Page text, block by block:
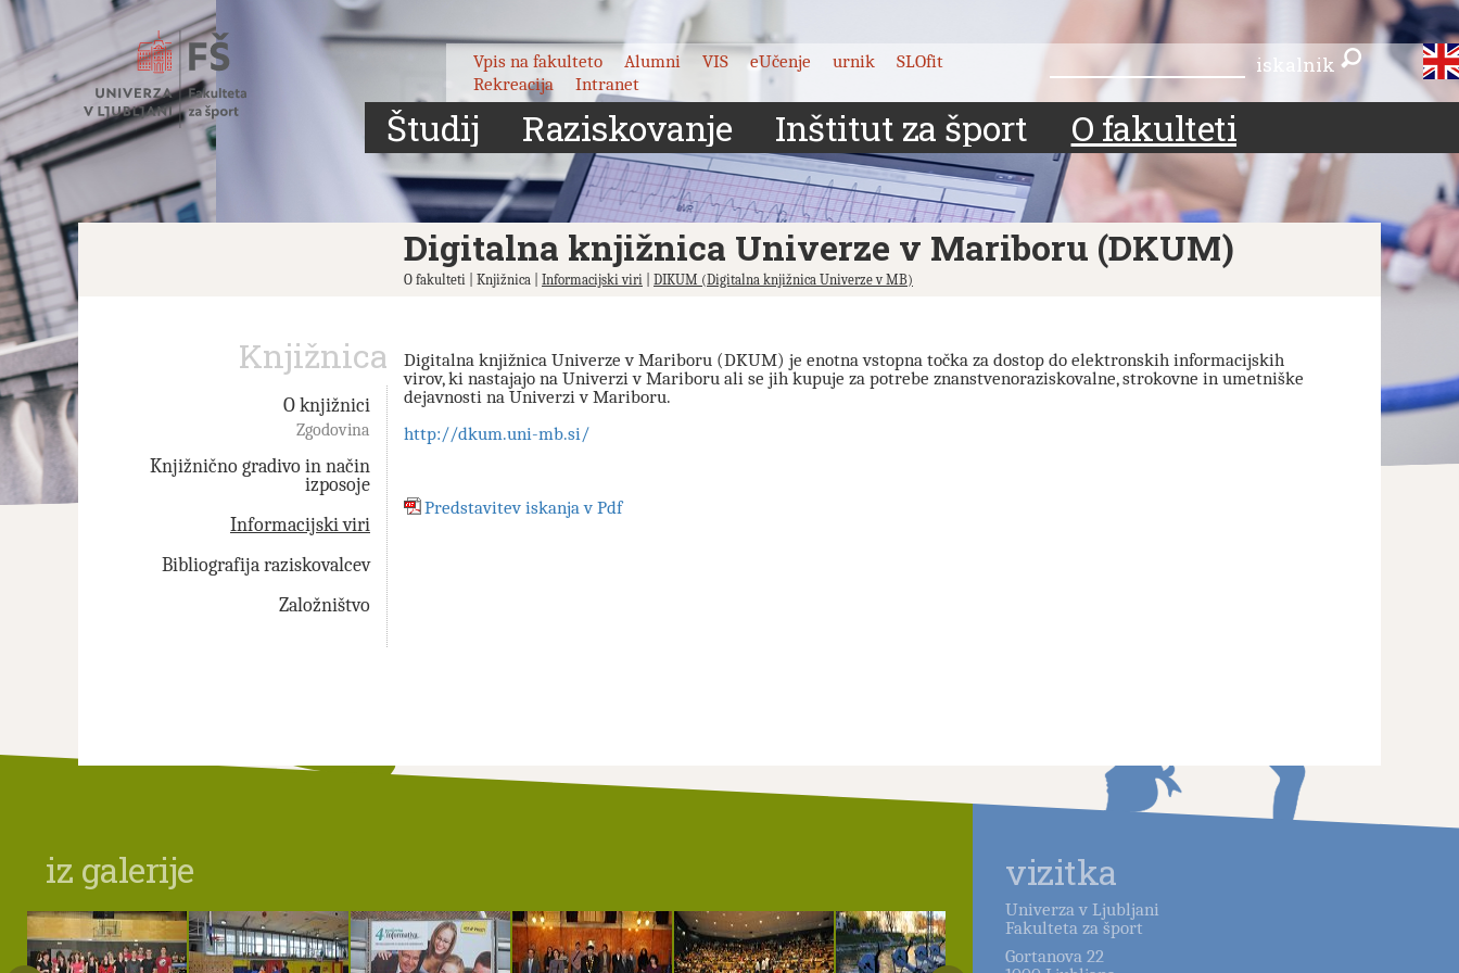
Skoči
Vpis na fakulteto Alumni VIS eUčenje urnik
SLOfit
Rekreacija
Intranet
iskalnik iskalnik
Študij Raziskovanje Inštitut za šport O fakulteti
Digitalna knjižnica Univerze v Mariboru (DKUM)
O fakulteti | Knjižnica | Informacijski viri DIKUM (Digitalna knjižnica Univerze v MB)
Knjižnica
O knjižnici
Zgodovina
Knjižnično gradivo in način
izposoje
Informacijski viri
Bibliografija raziskovalcev
Založništvo
Digitalna knjižnica Univerze v Mariboru (DKUM) je enotna vstopna točka za dostop do elektronskih informacijskih
virov, ki nastajajo na Univerzi v Mariboru ali se jih kupuje za potrebe znanstvenoraziskovalne, strokovne in umetniške
dejavnosti na Univerzi v Mariboru.
http://dkum.uni-mb.si/
Predstavitev iskanja v Pdf
iz galerije vizitka
Univerza v Ljubljani
Fakulteta za šport
Gortanova 22